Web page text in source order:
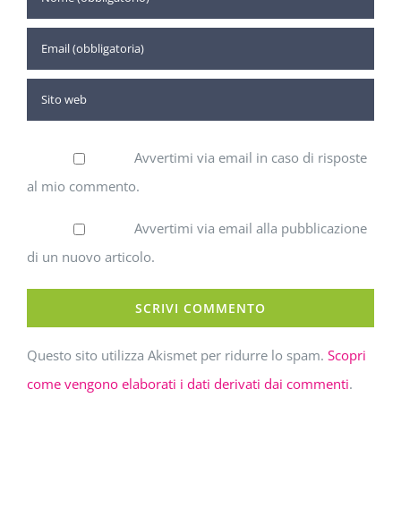
Avvertimi via email in caso di risposte
al mio commento.
Avvertimi via email alla pubblicazione
di un nuovo articolo.
Questo sito utilizza Akismet per ridurre lo spam. Scopri
come vengono elaborati i dati derivati dai commenti.